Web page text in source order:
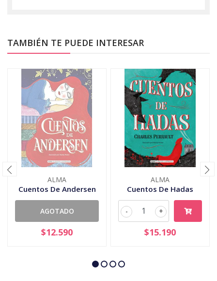
TAMBIÉN TE PUEDE INTERESAR
ALMA
Cuentos De Andersen
AGOTADO
$12.590
ALMA
Cuentos De Hadas
+
-
$15.190